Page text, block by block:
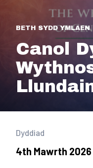
BETH SYDD YMLAEN
Canol
Dyddiad
4th Mawrth